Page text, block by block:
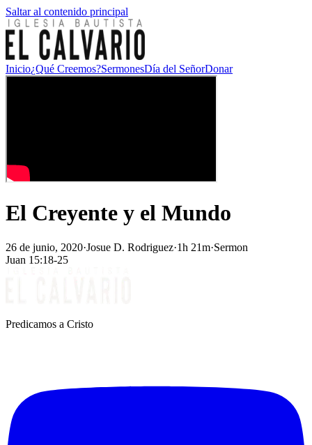
Saltar al contenido principal
Inicio¿Qué Creemos?SermonesDía del SeñorDonar
El Creyente y el Mundo
26 de junio, 2020·Josue D. Rodriguez·1h 21m·Sermon
Juan 15:18-25
Predicamos a Cristo